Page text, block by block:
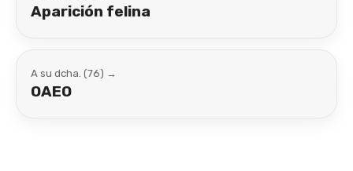
Aparición felina
A su dcha. (76) →
OAEO